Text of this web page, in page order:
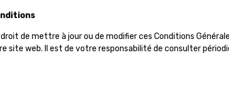
droit de mettre à jour ou de modifier ces Conditions
site web. Il est de votre responsabilité de consulter